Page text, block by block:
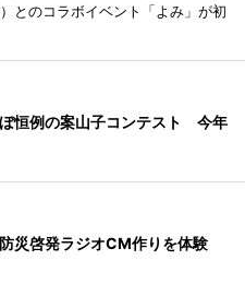
とのコラボイベント「よみ」が初
恒例の案山子コンテスト 今年
災啓発ラジオCM作りを体験